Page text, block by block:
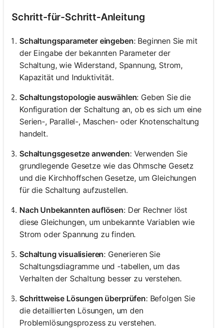
Schritt-für-Schritt-Anleitung
Schaltungsparameter eingeben: Beginnen Sie mit
der Eingabe der bekannten Parameter der
Schaltung, wie Widerstand, Spannung, Strom,
Kapazität und Induktivität.
Schaltungstopologie auswählen: Geben Sie die
Konfiguration der Schaltung an, ob es sich um eine
Serien-, Parallel-, Maschen- oder Knotenschaltung
handelt.
Schaltungsgesetze anwenden: Verwenden Sie
grundlegende Gesetze wie das Ohmsche Gesetz
und die Kirchhoffschen Gesetze, um Gleichungen
für die Schaltung aufzustellen.
Nach Unbekannten auflösen: Der Rechner löst
diese Gleichungen, um unbekannte Variablen wie
Strom oder Spannung zu finden.
Schaltung visualisieren: Generieren Sie
Schaltungsdiagramme und -tabellen, um das
Verhalten der Schaltung besser zu verstehen.
Schrittweise Lösungen überprüfen: Befolgen Sie
die detaillierten Lösungen, um den
Problemlösungsprozess zu verstehen.